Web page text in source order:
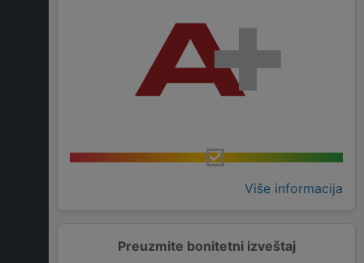
Više informacija
Preuzmite bonitetni izveštaj